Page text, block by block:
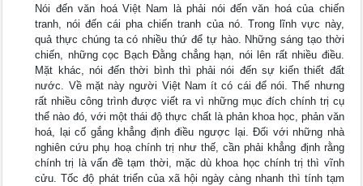
Nói đến văn hoá Việt Nam là phải nói đến văn hoá của chiến
tranh, nói đến cái pha chiến tranh của nó. Trong lĩnh vực này,
quả thực chúng ta có nhiều thứ để tự hào. Những sáng tạo thời
chiến, những cọc Bạch Đằng chẳng hạn, nói lên rất nhiều điều.
Mặt khác, nói đến thời bình thì phải nói đến sự kiến thiết đất
nước. Về mặt này người Việt Nam ít có cái để nói. Thế nhưng
rất nhiều công trình được viết ra vì những mục đích chính trị cụ
thể nào đó, với một thái độ thực chất là phản khoa học, phản văn
hoá, lại cố gắng khẳng định điều ngược lại. Đối với những nhà
nghiên cứu phụ hoạ chính trị như thế, cần phải khẳng định rằng
chính trị là vấn đề tạm thời, mặc dù khoa học chính trị thì vĩnh
cửu. Tốc độ phát triển của xã hội ngày càng nhanh thì tính tạm